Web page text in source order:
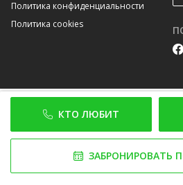
КТО ЛЮБИТ
ЗАБРОНИРОВАТЬ
Политика конфиденциальности
Политика cookies